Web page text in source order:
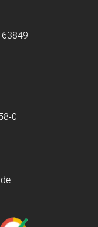
63849
0